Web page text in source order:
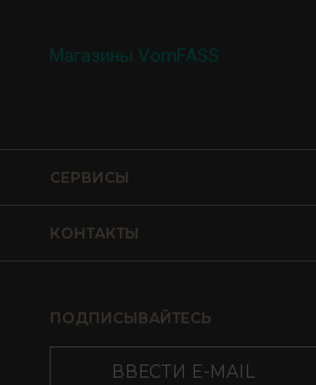
Магазины VomFASS
КОНТАКТЫ
СЕРВИСЫ
ПОДПИСЫВАЙТЕСЬ
ВВЕСТИ E-MAIL